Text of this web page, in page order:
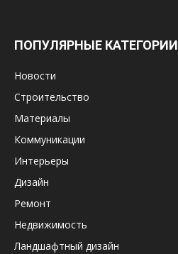
ПОПУЛЯРНЫЕ КАТЕГОРИИ
Новости
Строительство
Материалы
Коммуникации
Интерьеры
Дизайн
Ремонт
Недвижимость
Ландшафтный дизайн